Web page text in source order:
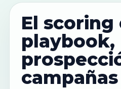
El scoring
playbook,
campañas